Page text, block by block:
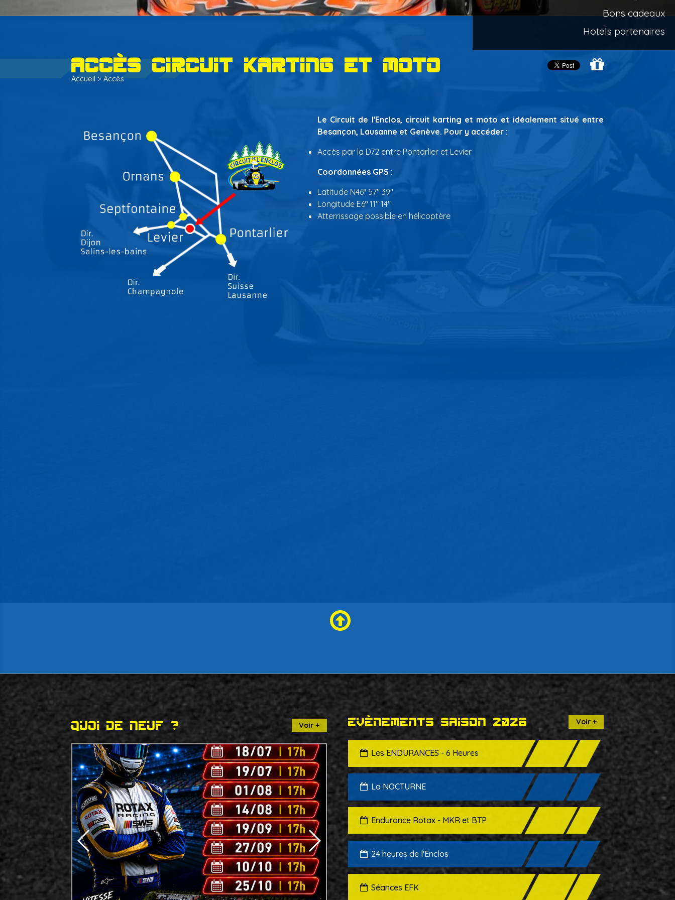
Bons cadeaux
Hotels partenaires
Accès circuit karting et moto
Accueil > Accès
Le Circuit de l'Enclos, circuit karting et moto et idéalement situé entre
Besançon, Lausanne et Genève. Pour y accéder :
Accès par la D72 entre Pontarlier et Levier
Coordonnées GPS :
Latitude N46° 57" 39"
Longitude E6° 11" 14"
Atterrissage possible en hélicoptère
Quoi de neuf ? Voir + Evènements saison 2026 Voir +
Les ENDURANCES - 6 Heures
La NOCTURNE
Endurance Rotax - MKR et BTP
24 heures de l'Enclos
Séances EFK